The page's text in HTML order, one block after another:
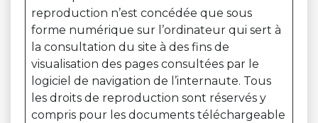
reproduction n’est concédée que sous
forme numérique sur l’ordinateur qui sert à
la consultation du site à des fins de
visualisation des pages consultées par le
logiciel de navigation de l’internaute. Tous
les droits de reproduction sont réservés y
compris pour les documents téléchargeable